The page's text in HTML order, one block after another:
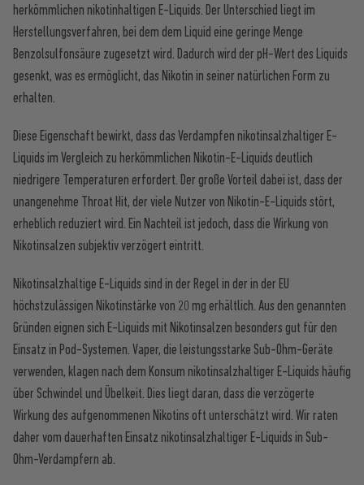
herkömmlichen nikotinhaltigen E-Liquids. Der Unterschied liegt im
Herstellungsverfahren, bei dem dem Liquid eine geringe Menge
Benzolsulfonsäure zugesetzt wird. Dadurch wird der pH-Wert des Liquids
gesenkt, was es ermöglicht, das Nikotin in seiner natürlichen Form zu
erhalten.
Diese Eigenschaft bewirkt, dass das Verdampfen nikotinsalzhaltiger E-
Liquids im Vergleich zu herkömmlichen Nikotin-E-Liquids deutlich
niedrigere Temperaturen erfordert. Der große Vorteil dabei ist, dass der
unangenehme Throat Hit, der viele Nutzer von Nikotin-E-Liquids stört,
erheblich reduziert wird. Ein Nachteil ist jedoch, dass die Wirkung von
Nikotinsalzen subjektiv verzögert eintritt.
Nikotinsalzhaltige E-Liquids sind in der Regel in der in der EU
höchstzulässigen Nikotinstärke von 20 mg erhältlich. Aus den genannten
Gründen eignen sich E-Liquids mit Nikotinsalzen besonders gut für den
Einsatz in Pod-Systemen. Vaper, die leistungsstarke Sub-Ohm-Geräte
verwenden, klagen nach dem Konsum nikotinsalzhaltiger E-Liquids häufig
über Schwindel und Übelkeit. Dies liegt daran, dass die verzögerte
Wirkung des aufgenommenen Nikotins oft unterschätzt wird. Wir raten
daher vom dauerhaften Einsatz nikotinsalzhaltiger E-Liquids in Sub-
Ohm-Verdampfern ab.